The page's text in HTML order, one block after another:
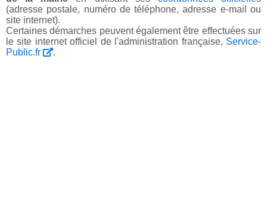
(adresse postale, numéro de téléphone, adresse e-mail ou
site internet).
Certaines démarches peuvent également être effectuées sur
le site internet officiel de l'administration française, Service-
Public.fr
.